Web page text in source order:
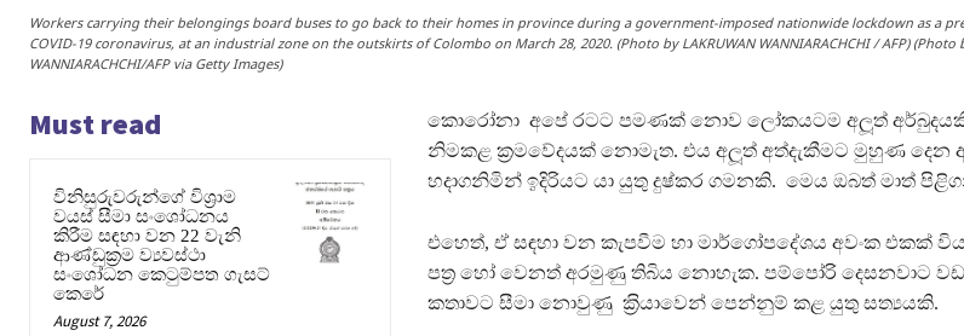
Workers carrying their belongings board buses to go back to their homes in province during a government-imposed nationwide lockdown as a
COVID-19 coronavirus, at an industrial zone on the outskirts of Colombo on March 28, 2020. (Photo by LAKRUWAN WANNIARACHCHI / AFP) (Photo
WANNIARACHCHI/AFP via Getty Images)
Must read
විනිසුරුවරුන්ගේ විශ්‍රාම
වයස් සීමා සංශෝධනය
කිරීම සඳහා වන 22 වැනි
ආණ්ඩුක්‍රම ව්‍යවස්ථා
සංශෝධන කෙටුම්පත ගැසට්
කෙරේ
August 7, 2026
කොරෝනා අපේ රටට පමණක් නොව ලෝකයටම අලූත් අර්බුදයකි.
නිමකළ ක‍්‍රමවේදයක් නොමැත. එය අලූත් අත්දැකීමට මුහුණ දෙන
හදාගනිමින් ඉදිරියට යා යුතු දුෂ්කර ගමනකි. මෙය ඔබත් මාත්
එහෙත්, ඒ සඳහා වන කැපවීම හා මාර්ගෝපදේශය අවංක එකක්
පත‍්‍ර හෝ වෙනත් අරමුණු තිබිය නොහැක. පම්පෝරි දෙසනවාට වඩා
කතාවට සීමා නොවුණු ක‍්‍රියාවෙන් පෙන්නුම් කළ යුතු සත්‍යයකි.